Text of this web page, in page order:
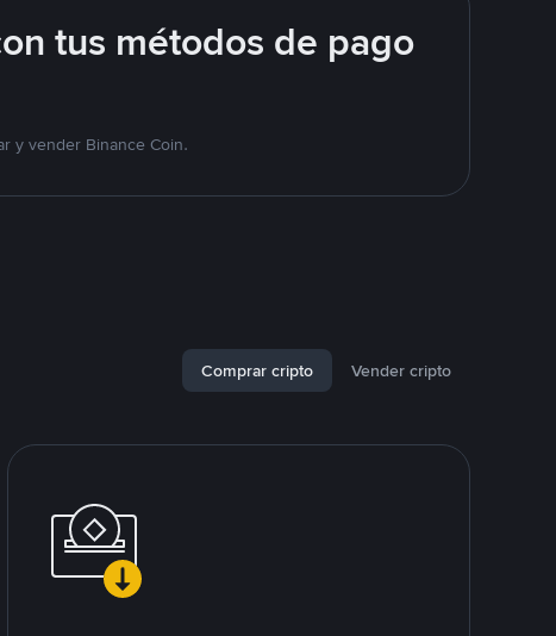
tus métodos de pago
y vender Binance Coin.
Comprar cripto Vender cripto